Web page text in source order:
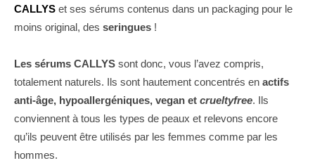
CALLYS et ses sérums contenus dans un packaging pour le
moins original, des seringues !
Les sérums CALLYS sont donc, vous l’avez compris,
totalement naturels. Ils sont hautement concentrés en actifs
anti-âge, hypoallergéniques, vegan et crueltyfree. Ils
conviennent à tous les types de peaux et relevons encore
qu’ils peuvent être utilisés par les femmes comme par les
hommes.